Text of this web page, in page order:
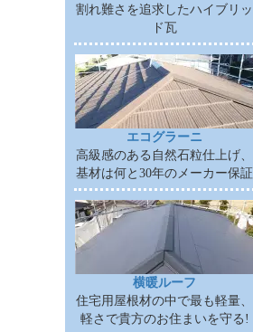
割れ難さを追求したハイブリッ
ド瓦
エコグラーニ
高級感のある自然石粒仕上げ、
基材は何と30年のメーカー保証
横暖ルーフ
住宅用屋根材の中で最も軽量、
軽さで貴方のお住まいを守る!